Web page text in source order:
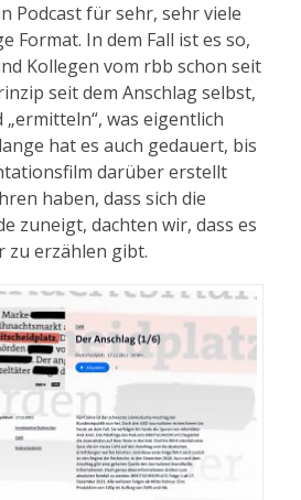
Podcast für sehr, sehr viele
Format. In dem Fall ist es so,
Kollegen vom rbb schon seit
seit dem Anschlag selbst,
was eigentlich
hat es auch gedauert, bis
darüber erstellt
haben, dass sich die
zuneigt, dachten wir, dass es
zu erzählen gibt.